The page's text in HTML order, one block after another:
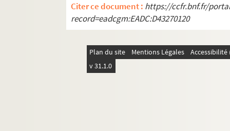
Citer ce document : https://ccfr.bnf.fr/
record=eadcgm:EADC:D43270120
Plan du site Mentions Légales
v 31.1.0